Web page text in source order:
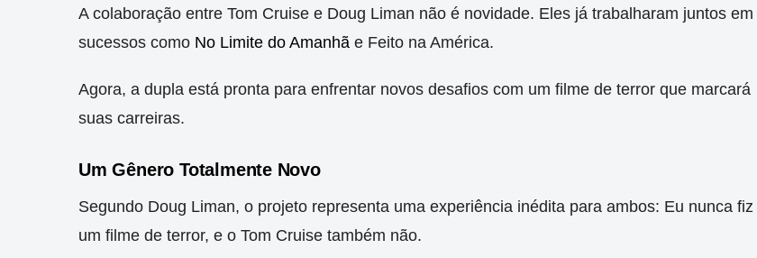
A colaboração entre Tom Cruise e Doug Liman não é novidade. Eles já trabalharam juntos em
sucessos como No Limite do Amanhã e Feito na América.
Agora, a dupla está pronta para enfrentar novos desafios com um filme de terror que marcará
suas carreiras.
Um Gênero Totalmente Novo
Segundo Doug Liman, o projeto representa uma experiência inédita para ambos: Eu nunca fiz
um filme de terror, e o Tom Cruise também não.